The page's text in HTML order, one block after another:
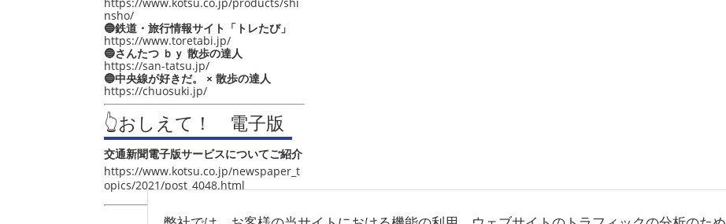
nsho/
🔵鉄道・旅行情報サイト「トレたび」
https://www.toretabi.jp/
🔵さんたつ ｂｙ 散歩の達人
https://san-tatsu.jp/
🔵中央線が好きだ。 × 散歩の達人
https://chuosuki.jp/
👆おしえて！ 電子版
交通新聞電子版サービスについてご紹介
https://www.kotsu.co.jp/newspaper_t
opics/2021/post_4048.html